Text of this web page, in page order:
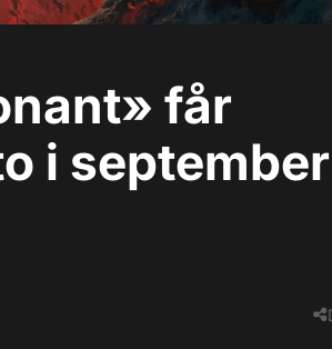
får
i september